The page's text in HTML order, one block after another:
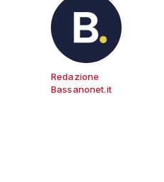
Redazione
Bassanonet.it